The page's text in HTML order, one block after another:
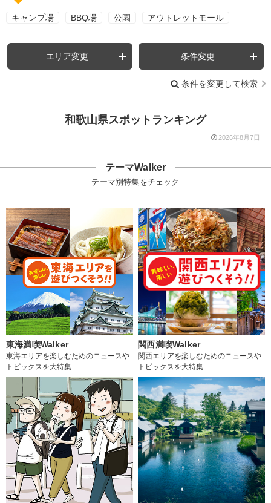
キャンプ場 BBQ場 公園 アウトレットモール
エリア変更 条件変更
条件を変更して検索
和歌山県スポットランキング
2026年8月7日
テーマWalker
テーマ別特集をチェック
東海満喫Walker
東海エリアを楽しむためのニュースや
トピックスを大特集
関西満喫Walker
関西エリアを楽しむためのニュースや
トピックスを大特集